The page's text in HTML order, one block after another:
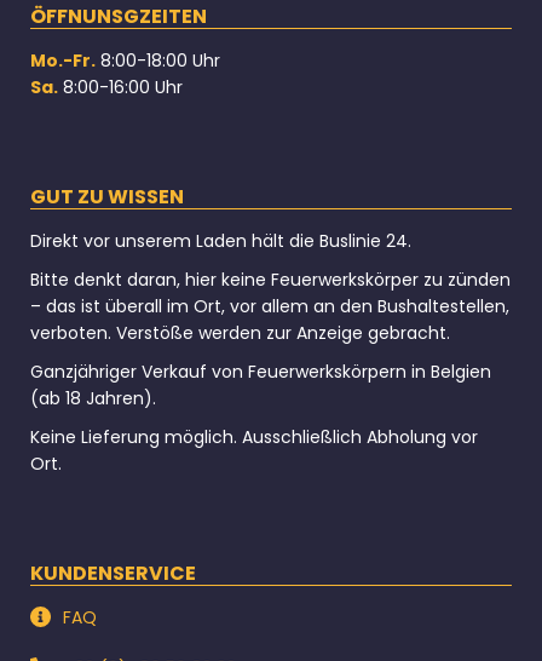
ÖFFNUNSGZEITEN
Mo.-Fr. 8:00-18:00 Uhr
Sa. 8:00-16:00 Uhr
GUT ZU WISSEN
Direkt vor unserem Laden hält die Buslinie 24.
Bitte denkt daran, hier keine Feuerwerkskörper zu zünden
– das ist überall im Ort, vor allem an den Bushaltestellen,
verboten. Verstöße werden zur Anzeige gebracht.
Ganzjähriger Verkauf von Feuerwerkskörpern in Belgien
(ab 18 Jahren).
Keine Lieferung möglich. Ausschließlich Abholung vor
Ort.
KUNDENSERVICE
FAQ